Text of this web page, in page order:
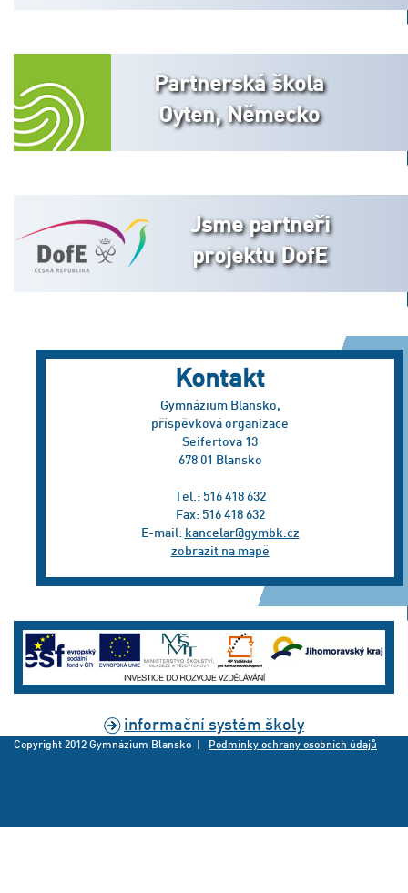
Partnerská škola
Oyten, Německo
Jsme partneři
projektu DofE
Kontakt
Gymnázium Blansko,
příspěvková organizace
Seifertova 13
678 01 Blansko
Tel.: 516 418 632
Fax: 516 418 632
E-mail: kancelar@gymbk.cz
zobrazit na mapě
informační systém školy
Copyright 2012 Gymnázium Blansko | Podmínky ochrany osobních údajů